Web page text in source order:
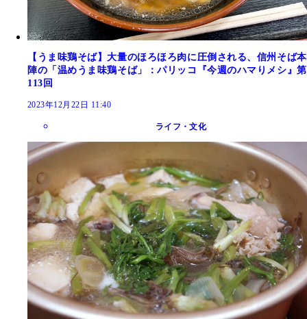
【うま味鶏そば】大量のほろほろ肉に圧倒される、信州そば本
陣の「温めうま味鶏そば」：パリッコ『今週のハマりメシ』第
113回
2023年12月22日 11:40
ライフ・文化